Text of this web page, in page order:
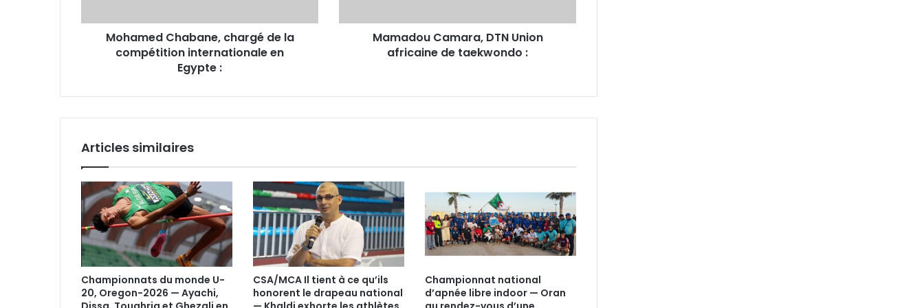
Egypte
Mohamed Chabane, chargé de la
compétition internationale en
Egypte :
Mamadou Camara, DTN Union
africaine de taekwondo :
Articles similaires
Championnats du monde U-
20, Oregon-2026 — Ayachi,
CSA/MCA Il tient à ce qu’ils
honorent le drapeau national
Championnat national
d’apnée libre indoor — Oran